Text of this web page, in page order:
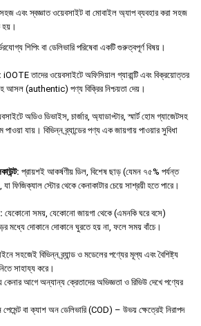
এবং স্বজ্ঞাত ওয়েবসাইট বা মোবাইল অ্যাপ ব্যবহার করা সহজ
হয়।
শিপিং বা ডেলিভারি পরিষেবা একটি গুরুত্বপূর্ণ বিষয়।
iOOTE তাদের ওয়েবসাইটে অফিসিয়াল গ্যারান্টি এবং বিক্রয়োত্তর
আসল (authentic) পণ্য বিক্রির নিশ্চয়তা দেয়।
অডিও ডিভাইস, চার্জার, অ্যাডাপ্টার, স্মার্ট হোম গ্যাজেটসহ
যায়। বিভিন্ন ব্র্যান্ডের পণ্য এক জায়গায় পাওয়ার সুবিধা
প্রায়শই আকর্ষণীয় ডিল, বিশেষ ছাড় (যেমন ৭৫% পর্যন্ত
ফিজিক্যাল স্টোর থেকে কেনাকাটার চেয়ে সাশ্রয়ী হতে পারে।
যেকোনো সময়, যেকোনো জায়গা থেকে (এমনকি ঘরে বসে)
মধ্যে দোকানে দোকানে ঘুরতে হয় না, ফলে সময় বাঁচে।
সহজেই বিভিন্ন ব্র্যান্ড ও মডেলের পণ্যের মূল্য এবং বৈশিষ্ট্য
সাহায্য করে।
কেনার আগে অন্যান্য ক্রেতাদের অভিজ্ঞতা ও রিভিউ দেখে পণ্যের
বা ক্যাশ অন ডেলিভারি (COD) – উভয় ক্ষেত্রেই নিরাপদ